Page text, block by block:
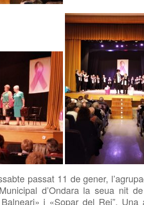
passat 11 de gener,
d’Ondara la seua nit
i «Sopar del Rei”.